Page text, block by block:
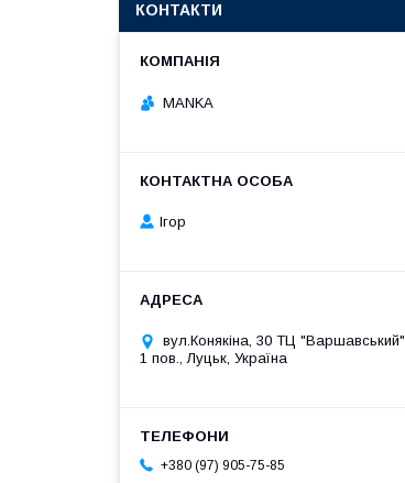
КОНТАКТИ
MANKA
Ігор
вул.Конякіна, 30 ТЦ "Варшавський"
1 пов., Луцьк, Україна
+380 (97) 905-75-85